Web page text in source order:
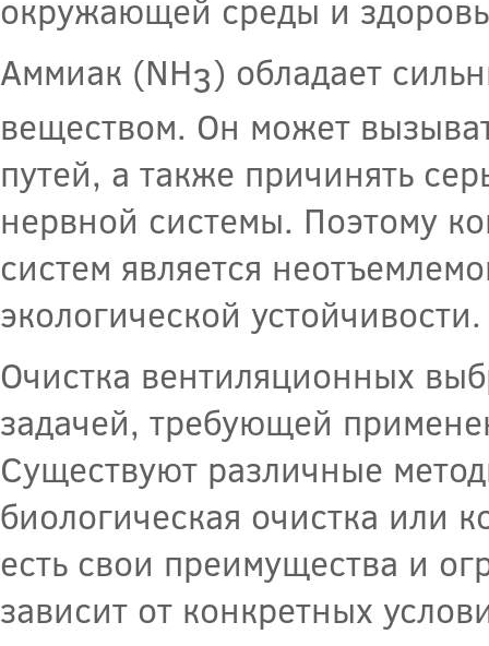
окружающей среды и
Аммиак (NH3) обладает
веществом. Он может
путей, а также причинять
нервной системы. Поэтому
систем является
экологической устойчивости.
Очистка вентиляционных
задачей, требующей
Существуют различные
биологическая очистка или
есть свои преимущества и
зависит от конкретных